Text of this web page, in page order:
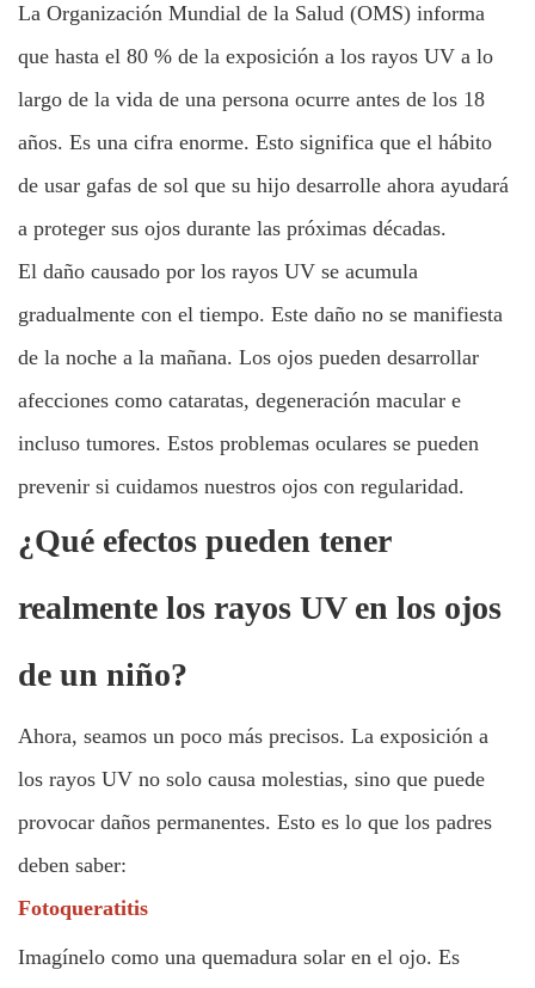
La Organización Mundial de la Salud (OMS) informa
que hasta el 80 % de la exposición a los rayos UV a lo
largo de la vida de una persona ocurre antes de los 18
años. Es una cifra enorme. Esto significa que el hábito
de usar gafas de sol que su hijo desarrolle ahora ayudará
a proteger sus ojos durante las próximas décadas.
El daño causado por los rayos UV se acumula
gradualmente con el tiempo. Este daño no se manifiesta
de la noche a la mañana. Los ojos pueden desarrollar
afecciones como cataratas, degeneración macular e
incluso tumores. Estos problemas oculares se pueden
prevenir si cuidamos nuestros ojos con regularidad.
¿Qué efectos pueden tener
realmente los rayos UV en los ojos
de un niño?
Ahora, seamos un poco más precisos. La exposición a
los rayos UV no solo causa molestias, sino que puede
provocar daños permanentes. Esto es lo que los padres
deben saber:
Fotoqueratitis
Imagínelo como una quemadura solar en el ojo. Es